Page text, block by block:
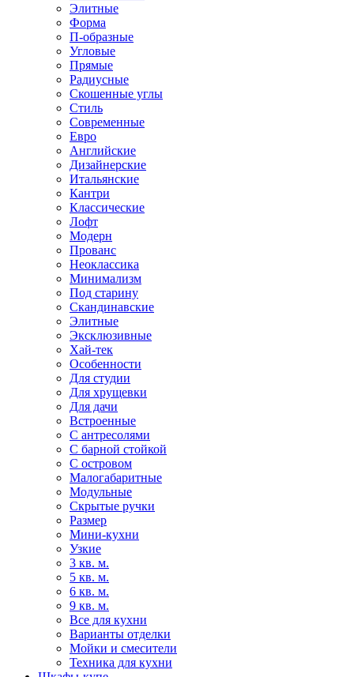
Элитные
Форма
П-образные
Угловые
Прямые
Радиусные
Скошенные углы
Стиль
Современные
Евро
Английские
Дизайнерские
Итальянские
Кантри
Классические
Лофт
Модерн
Прованс
Неоклассика
Минимализм
Под старину
Скандинавские
Элитные
Эксклюзивные
Хай-тек
Особенности
Для студии
Для хрущевки
Для дачи
Встроенные
С антресолями
С барной стойкой
С островом
Малогабаритные
Модульные
Скрытые ручки
Размер
Мини-кухни
Узкие
3 кв. м.
5 кв. м.
6 кв. м.
9 кв. м.
Все для кухни
Варианты отделки
Мойки и смесители
Техника для кухни